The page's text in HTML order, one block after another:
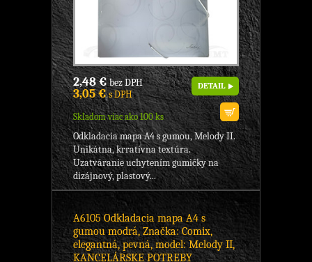
2,48 €bez DPH
3,05 €s DPH
Skladom viac ako 100 ks
DETAIL
Odkladacia mapa A4 s gumou, Melody II.
Unikátna, krratívna textúra.
Uzatváranie uchytením gumičky na
dizájnový, plastový...
A6105 Odkladacia mapa A4 s
gumou modrá, Značka: Comix,
elegantná, pevná, model: Melody II,
KANCELÁRSKE POTREBY